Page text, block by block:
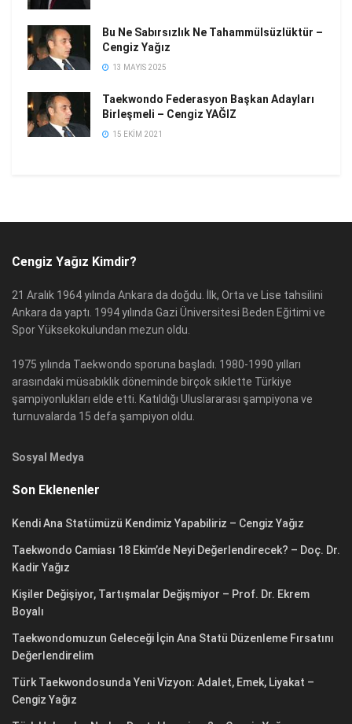
Bu Ne Sabırsızlık Ne Tahammülsüzlüktür –
Cengiz Yağız
13 MAYIS 2025
Taekwondo Federasyon Başkan Adayları
Birleşmeli – Cengiz YAĞIZ
15 EKIM 2021
Cengiz Yağız Kimdir?
21 Aralık 1964 yılında Ankara da doğdu. İlk, Orta ve Lise tahsilini
Ankara da yaptı. 1994 yılında Gazi Üniversitesi Beden Eğitimi ve
Spor Yüksekokulundan mezun oldu.
1975 yılında Taekwondo sporuna başladı. 1980-1990 yılları
arasındaki müsabıklık döneminde birçok sıklette Türkiye
şampiyonlukları elde etti. Katıldığı Uluslararası şampiyona ve
turnuvalarda 15 defa şampiyon oldu.
Sosyal Medya
Son Eklenenler
Kendi Ana Statümüzü Kendimiz Yapabiliriz – Cengiz Yağız
Taekwondo Camiası 18 Ekim’de Neyi Değerlendirecek? – Doç. Dr.
Kadir Yağız
Kişiler Değişiyor, Tartışmalar Değişmiyor – Prof. Dr. Ekrem
Boyalı
Taekwondomuzun Geleceği İçin Ana Statü Düzenleme Fırsatını
Değerlendirelim
Türk Taekwondosunda Yeni Vizyon: Adalet, Emek, Liyakat –
Cengiz Yağız